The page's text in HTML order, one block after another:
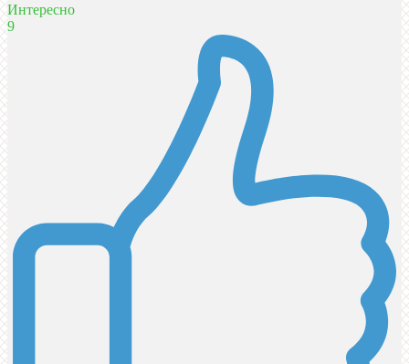
Интересно
9